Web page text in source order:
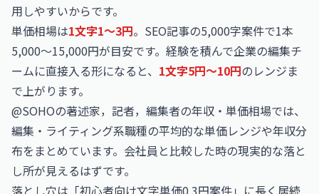
用しやすいからです。
単価相場は1文字1〜3円。SEO記事の5,000字案件で1本
5,000〜15,000円が目安です。経験を積んで企業の編集チ
ームに直接入る形になると、 1文字5円〜10円のレンジま
で上がります。
@SOHOの著述家，記者，編集者の年収・単価相場では、
編集・ライティング系職種の平均的な単価レンジや年収分
布をまとめています。会社員と比較した時の現実的な落と
し所が見えるはずです。
落とし穴は「初心者向け文字単価0.3円案件」に長く居続